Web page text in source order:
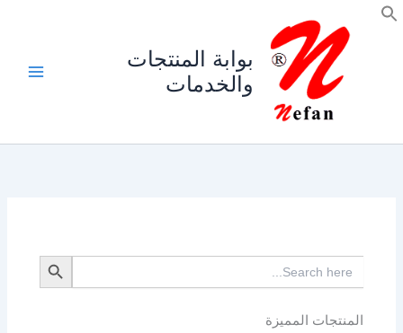
تخطي
بوابة المنتجات
والخدمات
Search
for:
Search Button
المنتجات المميزة